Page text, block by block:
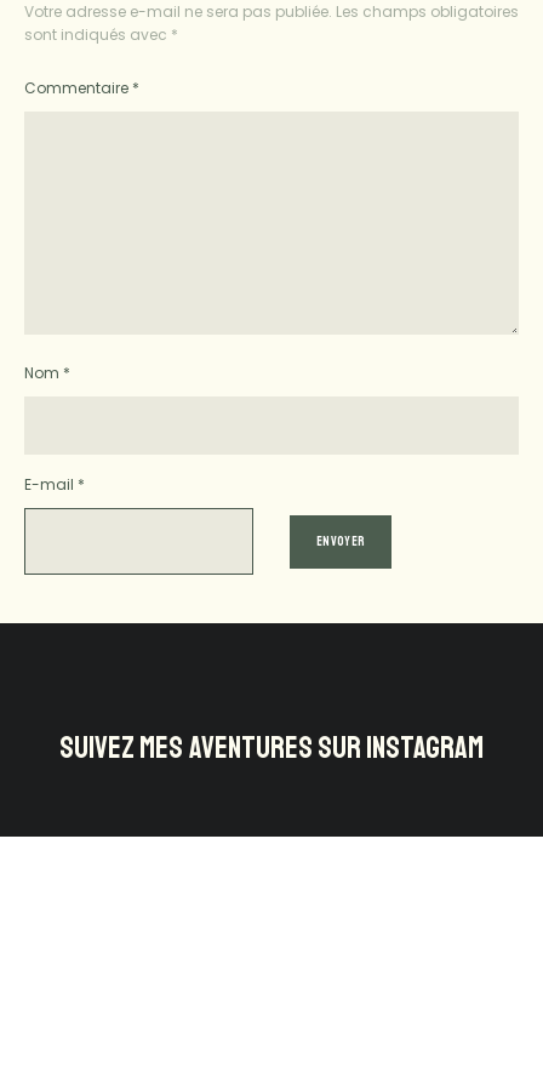
Votre adresse e-mail ne sera pas publiée. Les champs obligatoires
sont indiqués avec *
Commentaire *
Nom *
E-mail *
SUIVEZ MES AVENTURES SUR INSTAGRAM